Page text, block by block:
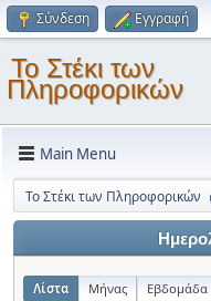
Σύνδεση Εγγραφή
Το Στέκι των
Πληροφορικών
Main Menu
Το Στέκι των Πληροφορικών
Λίστα Μήνας Εβδομάδα